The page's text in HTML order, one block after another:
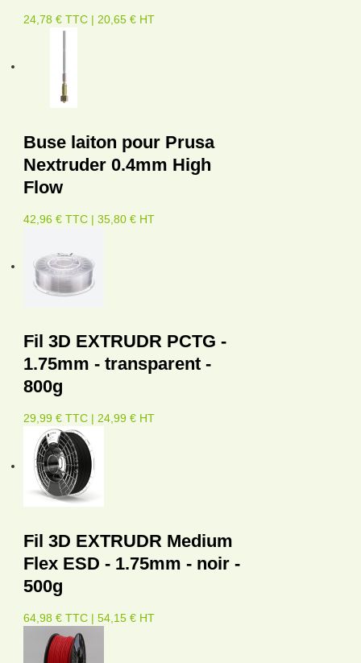
24,78 € TTC | 20,65 € HT
Buse laiton pour Prusa
Nextruder 0.4mm High
Flow
42,96 € TTC | 35,80 € HT
Fil 3D EXTRUDR PCTG -
1.75mm - transparent -
800g
29,99 € TTC | 24,99 € HT
Fil 3D EXTRUDR Medium
Flex ESD - 1.75mm - noir -
500g
64,98 € TTC | 54,15 € HT